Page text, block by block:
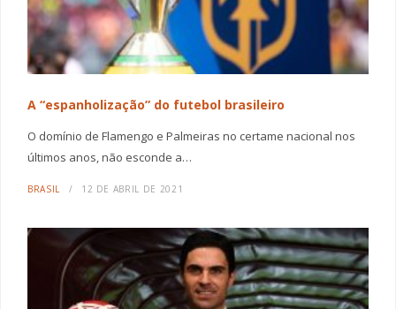
A “espanholização” do futebol brasileiro
O domínio de Flamengo e Palmeiras no certame nacional nos
últimos anos, não esconde a…
BRASIL 12 DE ABRIL DE 2021